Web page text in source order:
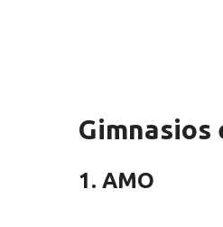
Gimnasios
1. AMO